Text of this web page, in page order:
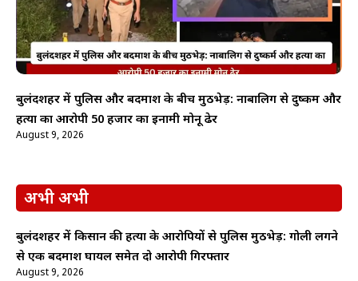
बुलंदशहर में पुलिस और बदमाश के बीच मुठभेड़: नाबालिग से दुष्कर्म और
हत्या का आरोपी 50 हजार का इनामी मोनू ढेर
August 9, 2026
अभी अभी
बुलंदशहर में किसान की हत्या के आरोपियों से पुलिस मुठभेड़: गोली लगने
से एक बदमाश घायल समेत दो आरोपी गिरफ्तार
August 9, 2026